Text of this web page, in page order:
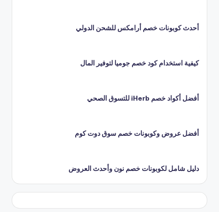
أحدث كوبونات خصم أرامكس للشحن الدولي
كيفية استخدام كود خصم جوميا لتوفير المال
أفضل أكواد خصم iHerb للتسوق الصحي
أفضل عروض وكوبونات خصم سوق دوت كوم
دليل شامل لكوبونات خصم نون وأحدث العروض